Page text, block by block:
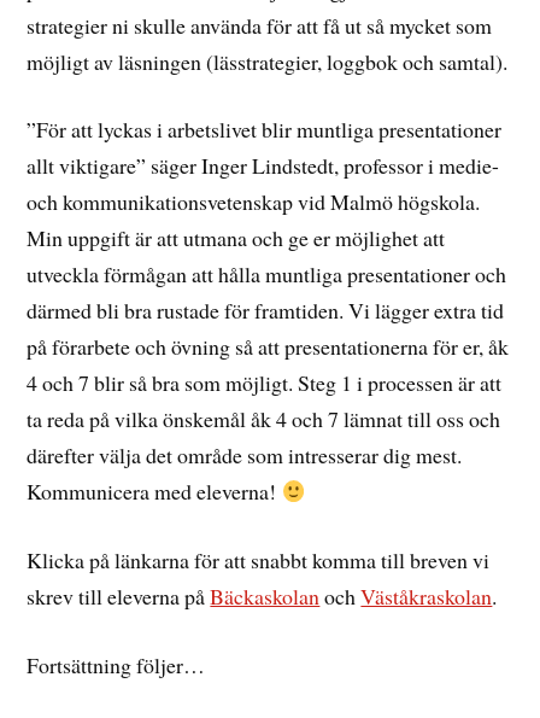
strategier ni skulle använda för att få ut så mycket som
möjligt av läsningen (lässtrategier, loggbok och samtal).
”För att lyckas i arbetslivet blir muntliga presentationer
allt viktigare” säger Inger Lindstedt, professor i medie-
och kommunikationsvetenskap vid Malmö högskola.
Min uppgift är att utmana och ge er möjlighet att
utveckla förmågan att hålla muntliga presentationer och
därmed bli bra rustade för framtiden. Vi lägger extra tid
på förarbete och övning så att presentationerna för er, åk
4 och 7 blir så bra som möjligt. Steg 1 i processen är att
ta reda på vilka önskemål åk 4 och 7 lämnat till oss och
därefter välja det område som intresserar dig mest.
Kommunicera med eleverna!
Klicka på länkarna för att snabbt komma till breven vi
skrev till eleverna påBäckaskolanochVäståkraskolan.
Fortsättning följer…